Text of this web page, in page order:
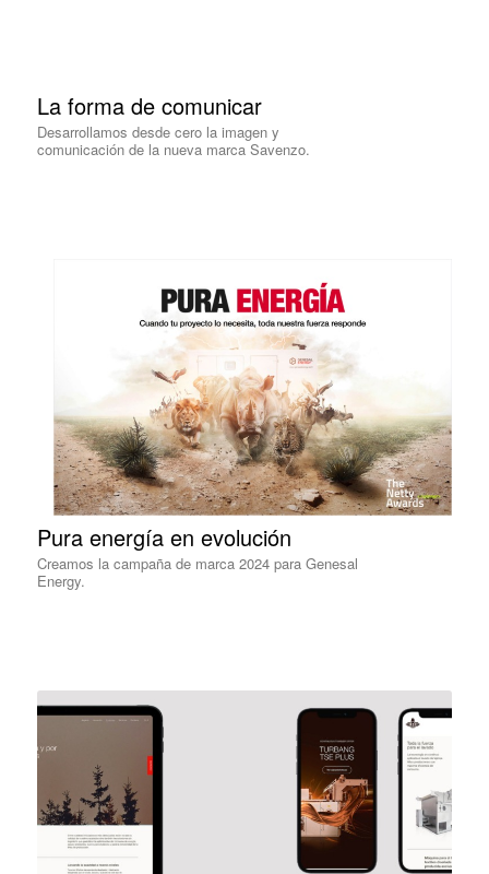
La forma de comunicar
Desarrollamos desde cero la imagen y
comunicación de la nueva marca Savenzo.
Pura energía en evolución
Creamos la campaña de marca 2024 para Genesal
Energy.